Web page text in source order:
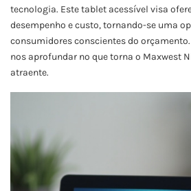
tecnologia. Este tablet acessível visa
desempenho e custo, tornando-se uma
consumidores conscientes do
nos aprofundar no que torna o Maxwest
atraente.